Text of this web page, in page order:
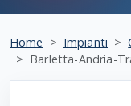
Home Impianti
Barletta-Andria-